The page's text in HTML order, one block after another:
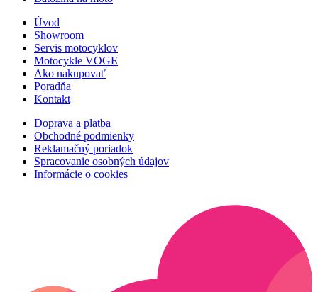
Úvod
Showroom
Servis motocyklov
Motocykle VOGE
Ako nakupovať
Poradňa
Kontakt
Doprava a platba
Obchodné podmienky
Reklamačný poriadok
Spracovanie osobných údajov
Informácie o cookies